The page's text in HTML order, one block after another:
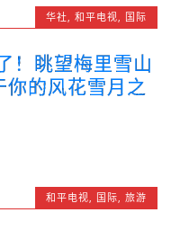
华社, 和平电视, 国际
！眺望梅里雪山
的风花雪月之
和平电视, 国际, 旅游